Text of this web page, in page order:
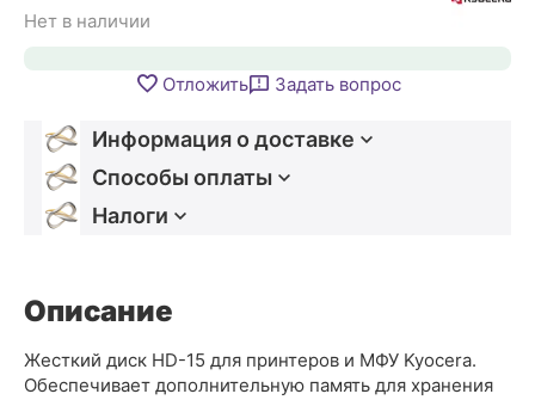
Нет в наличии
Отложить Задать вопрос
Информация о доставке
Способы оплаты
Налоги
Описание
Жесткий диск HD-15 для принтеров и МФУ Kyocera.
Обеспечивает дополнительную память для хранения